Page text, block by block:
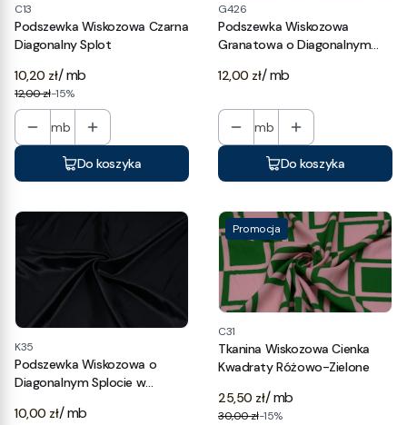
C13
Podszewka Wiskozowa Czarna
Diagonalny Splot
10,20 zł/ mb
12,00 zł-15%
mb
Do koszyka
G426
Podszewka Wiskozowa
Granatowa o Diagonalnym
Cena
12,00 zł/ mb
mb
Do koszyka
K35
Podszewka Wiskozowa o
Diagonalnym Splocie w
Cena
10,00 zł/ mb
Promocja
C31
Tkanina Wiskozowa Cienka
Kwadraty Różowo-Zielone
25,50 zł/ mb
30,00 zł-15%